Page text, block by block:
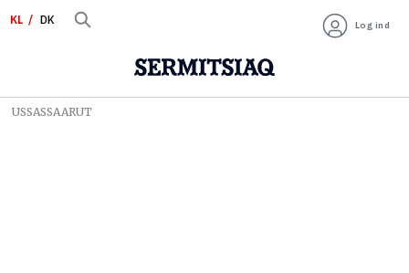
KL DK Log ind
USSASSAARUT